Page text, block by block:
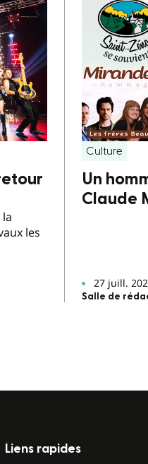
les
Culture
Un
Claude
27 juill.
Salle de
Liens rapides